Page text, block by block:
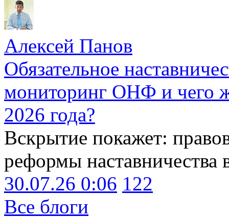
Алексей Панов
Обязательное
мониторинг ОНФ и чего
2026 года?
Вскрытие покажет:
реформы наставничества
30.07.26 0:06 122
Все блоги